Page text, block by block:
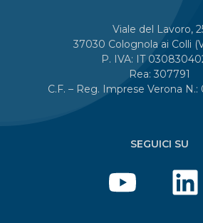
Viale del Lavoro,
37030 Colognola ai Colli
P. IVA: IT
Rea: 307791
C.F. – Reg. Imprese Verona
SEGUICI SU